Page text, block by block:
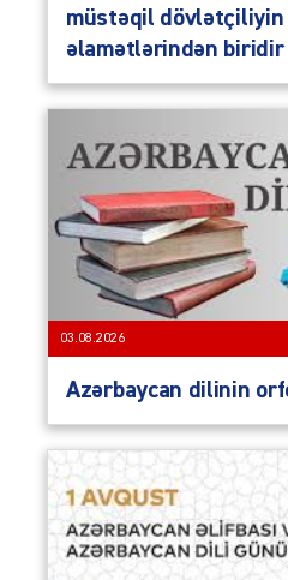
müstəqil dövlətçiliyin
əlamətlərindən biridir
03.08.2026
Azərbaycan dilinin